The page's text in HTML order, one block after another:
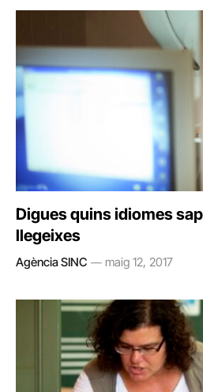
Digues quins idiomes
llegeixes
Agència SINC maig 12, 2017